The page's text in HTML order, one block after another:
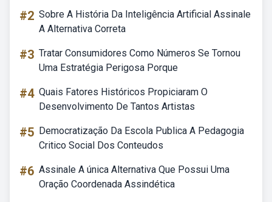
#2 Sobre A História Da Inteligência Artificial Assinale
A Alternativa Correta
#3 Tratar Consumidores Como Números Se Tornou
Uma Estratégia Perigosa Porque
#4 Quais Fatores Históricos Propiciaram O
Desenvolvimento De Tantos Artistas
#5 Democratização Da Escola Publica A Pedagogia
Critico Social Dos Conteudos
#6 Assinale A única Alternativa Que Possui Uma
Oração Coordenada Assindética